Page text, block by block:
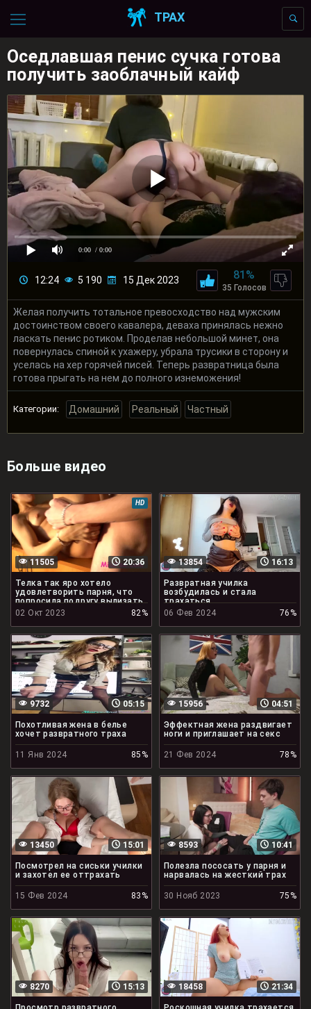
ТРАХ
Оседлавшая пенис сучка готова
получить заоблачный кайф
0:00 / 0:00
12:24 5 190 15 Дек 2023 81%
35 Голосов
Желая получить тотальное превосходство над мужским
достоинством своего кавалера, деваха принялась нежно
ласкать пенис ротиком. Проделав небольшой минет, она
повернулась спиной к ухажеру, убрала трусики в сторону и
уселась на хер горячей писей. Теперь развратница была
готова прыгать на нем до полного изнеможения!
Категории: Домашний Реальный Частный
Больше видео
HD
20:36
11505
Телка так яро хотело
удовлетворить парня, что
попросила подругу вылизать
его жопу
02 Окт 2023 82%
16:13
13854
Развратная училка
возбудилась и стала
трахаться
06 Фев 2024
76%
05:15
9732
Похотливая жена в белье
хочет развратного траха
11 Янв 2024 85%
04:51
15956
Эффектная жена раздвигает
ноги и приглашает на секс
21 Фев 2024 78%
15:01
13450
Посмотрел на сиськи училки
и захотел ее оттрахать
15 Фев 2024 83%
10:41
8593
Полезла пососать у парня и
нарвалась на жесткий трах
30 Нояб 2023 75%
15:13
8270 21:34
18458